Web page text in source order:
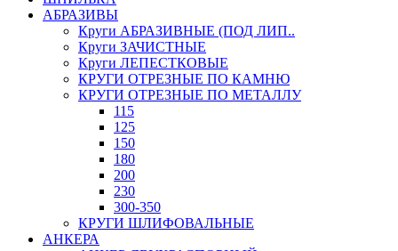
АБРАЗИВЫ
Круги АБРАЗИВНЫЕ (ПОД ЛИП..
Круги ЗАЧИСТНЫЕ
Круги ЛЕПЕСТКОВЫЕ
КРУГИ ОТРЕЗНЫЕ ПО КАМНЮ
КРУГИ ОТРЕЗНЫЕ ПО МЕТАЛЛУ
115
125
150
180
200
230
300-350
КРУГИ ШЛИФОВАЛЬНЫЕ
АНКЕРА